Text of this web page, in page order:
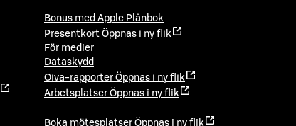
Bonus med Apple Plånbok
Presentkort Öppnas i ny flik
För medier
Dataskydd
Oiva-rapporter Öppnas i ny flik
Arbetsplatser Öppnas i ny flik
Boka mötesplatser Öppnas i ny flik